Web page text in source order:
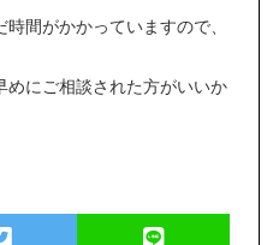
間がかかっていますので、
めにご相談された方がいいか